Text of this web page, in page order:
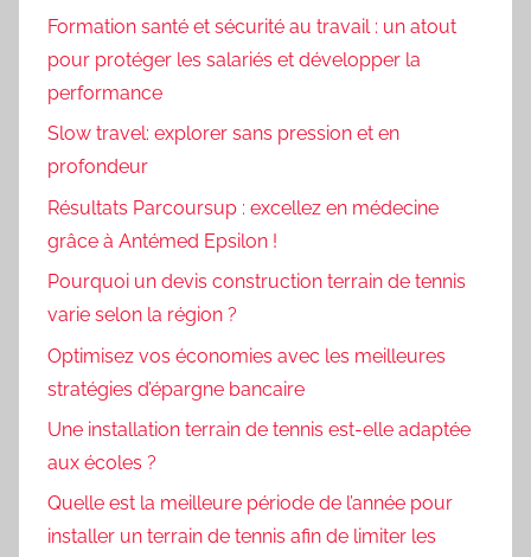
Formation santé et sécurité au travail : un atout
pour protéger les salariés et développer la
performance
Slow travel: explorer sans pression et en
profondeur
Résultats Parcoursup : excellez en médecine
grâce à Antémed Epsilon !
Pourquoi un devis construction terrain de tennis
varie selon la région ?
Optimisez vos économies avec les meilleures
stratégies d’épargne bancaire
Une installation terrain de tennis est-elle adaptée
aux écoles ?
Quelle est la meilleure période de l’année pour
installer un terrain de tennis afin de limiter les